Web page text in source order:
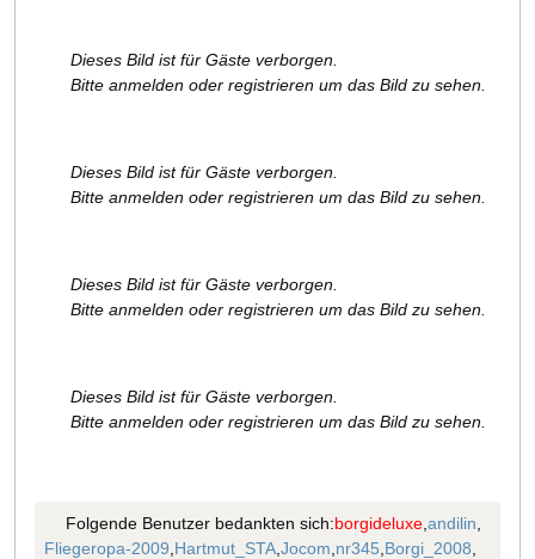
Dieses Bild ist für Gäste verborgen.
Bitte anmelden oder registrieren um das Bild zu sehen.
Dieses Bild ist für Gäste verborgen.
Bitte anmelden oder registrieren um das Bild zu sehen.
Dieses Bild ist für Gäste verborgen.
Bitte anmelden oder registrieren um das Bild zu sehen.
Dieses Bild ist für Gäste verborgen.
Bitte anmelden oder registrieren um das Bild zu sehen.
Folgende Benutzer bedankten sich:borgideluxe, andilin
Fliegeropa-2009 Hartmut_STA Jocom nr345 Borgi_2008